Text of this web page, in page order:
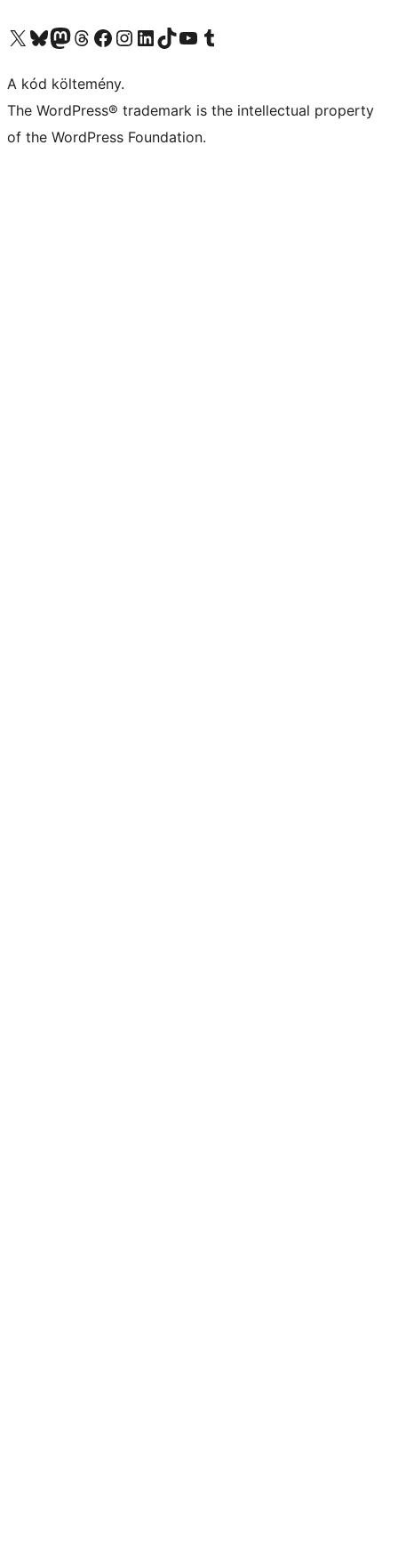
Visit our X (formerly Twitter) account
Visit our Bluesky account
Twitter csatornánk
Visit our Threads account
Facebook oldalunk megtekintése
Visit our Instagram account
Visit our LinkedIn account
Visit our TikTok account
Visit our YouTube channel
Visit our Tumblr account
A kód költemény.
The WordPress® trademark is the intellectual property
of the WordPress Foundation.